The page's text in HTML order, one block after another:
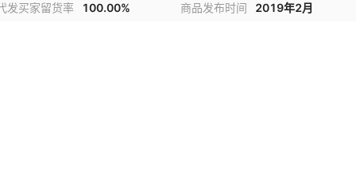
发买家留货率
100.00% 商品发布时间 2019年2月